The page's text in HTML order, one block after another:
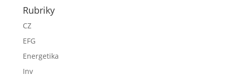
Rubriky
CZ
EFG
Energetika
Inv